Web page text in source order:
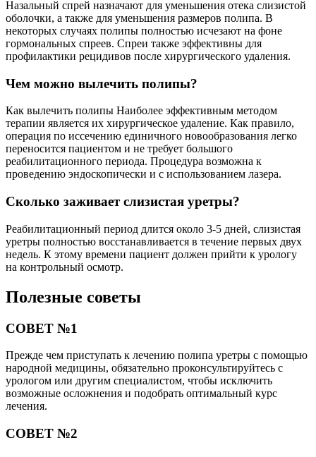
Назальный спрей назначают для уменьшения отека слизистой
оболочки, а также для уменьшения размеров полипа. В
некоторых случаях полипы полностью исчезают на фоне
гормональных спреев. Спреи также эффективны для
профилактики рецидивов после хирургического удаления.
Чем можно вылечить полипы?
Как вылечить полипы Наиболее эффективным методом
терапии является их хирургическое удаление. Как правило,
операция по иссечению единичного новообразования легко
переносится пациентом и не требует большого
реабилитационного периода. Процедура возможна к
проведению эндоскопически и с использованием лазера.
Сколько заживает слизистая уретры?
Реабилитационный период длится около 3-5 дней, слизистая
уретры полностью восстанавливается в течение первых двух
недель. К этому времени пациент должен прийти к урологу
на контрольный осмотр.
Полезные советы
СОВЕТ №1
Прежде чем приступать к лечению полипа уретры с помощью
народной медицины, обязательно проконсультируйтесь с
урологом или другим специалистом, чтобы исключить
возможные осложнения и подобрать оптимальный курс
лечения.
СОВЕТ №2